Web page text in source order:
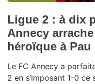
Ligue 2 : à dix
Annecy
héroïque à Pau
Le FC Annecy a
2 en s’imposant 1-0